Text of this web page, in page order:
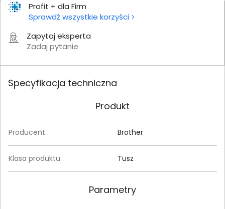
Profit + dla Firm
Sprawdź wszystkie korzyści
Zapytaj eksperta
Zadaj pytanie
Specyfikacja techniczna
Produkt
Producent Brother
Klasa produktu Tusz
Parametry